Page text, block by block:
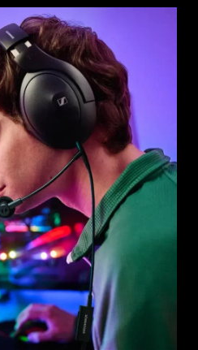
Konto an, um
hinzuzufügen und
Artikel anzuzeigen.